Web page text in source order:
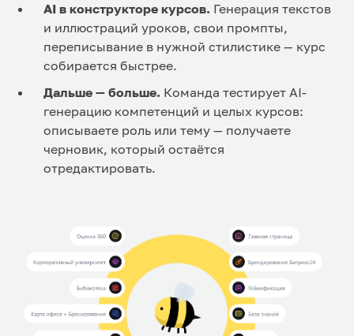
AI в конструкторе курсов. Генерация текстов
и иллюстраций уроков, свои промпты,
переписывание в нужной стилистике — курс
собирается быстрее.
Дальше — больше. Команда тестирует AI-
генерацию компетенций и целых курсов:
описываете роль или тему — получаете
черновик, который остаётся
отредактировать.